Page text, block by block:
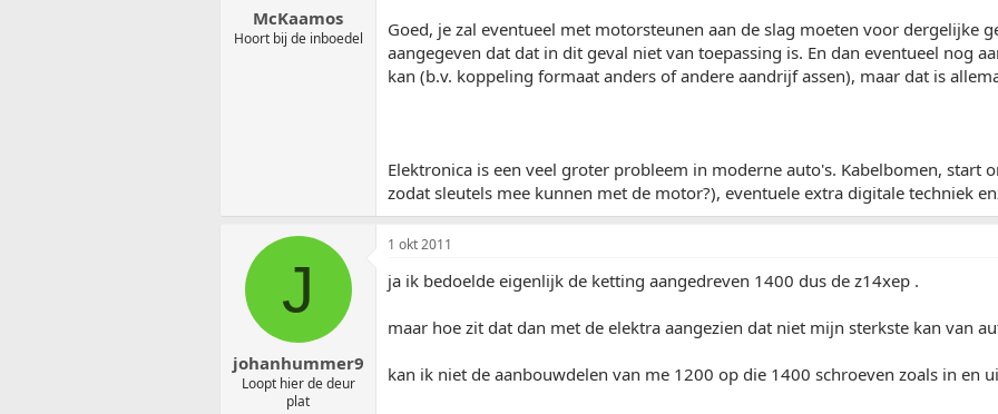
McKaamos
Hoort bij de inboedel
Goed, je zal eventueel met motorsteunen aan de slag moeten voor dergelijke
aangegeven dat dat in dit geval niet van toepassing is. En dan eventueel nog
kan (b.v. koppeling formaat anders of andere aandrijf assen), maar dat is
Elektronica is een veel groter probleem in moderne auto's. Kabelbomen, start
zodat sleutels mee kunnen met de motor?), eventuele extra digitale techniek
J
johanhummer9
Loopt hier de deur
plat
1 okt 2011
ja ik bedoelde eigenlijk de ketting aangedreven 1400 dus de z14xep .
maar hoe zit dat dan met de elektra aangezien dat niet mijn sterkste kan van
kan ik niet de aanbouwdelen van me 1200 op die 1400 schroeven zoals in en